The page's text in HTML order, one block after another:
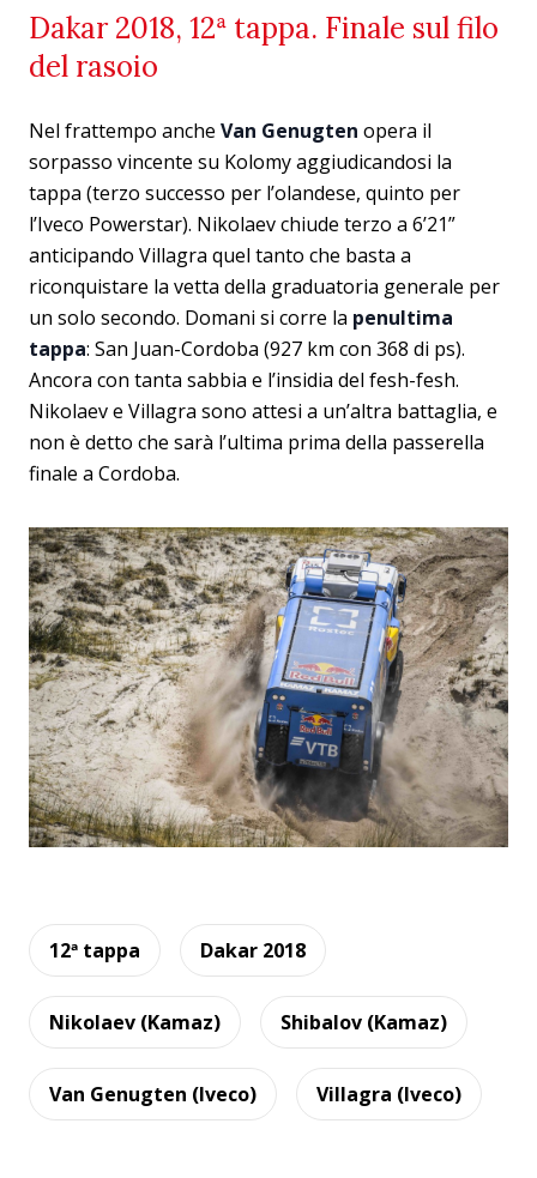
Dakar 2018, 12ª tappa. Finale sul filo
del rasoio
Nel frattempo anche Van Genugten opera il
sorpasso vincente su Kolomy aggiudicandosi la
tappa (terzo successo per l’olandese, quinto per
l’Iveco Powerstar). Nikolaev chiude terzo a 6’21”
anticipando Villagra quel tanto che basta a
riconquistare la vetta della graduatoria generale per
un solo secondo. Domani si corre la penultima
tappa: San Juan-Cordoba (927 km con 368 di ps).
Ancora con tanta sabbia e l’insidia del fesh-fesh.
Nikolaev e Villagra sono attesi a un’altra battaglia, e
non è detto che sarà l’ultima prima della passerella
finale a Cordoba.
12ª tappa Dakar 2018
Nikolaev (Kamaz) Shibalov (Kamaz)
Van Genugten (Iveco) Villagra (Iveco)